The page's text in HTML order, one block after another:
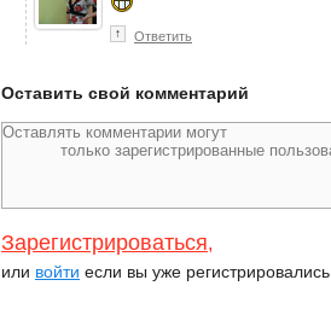
↑ Ответить
Оставить свой комментарий
Зарегистрироваться,
или войти если вы уже регистрировались.